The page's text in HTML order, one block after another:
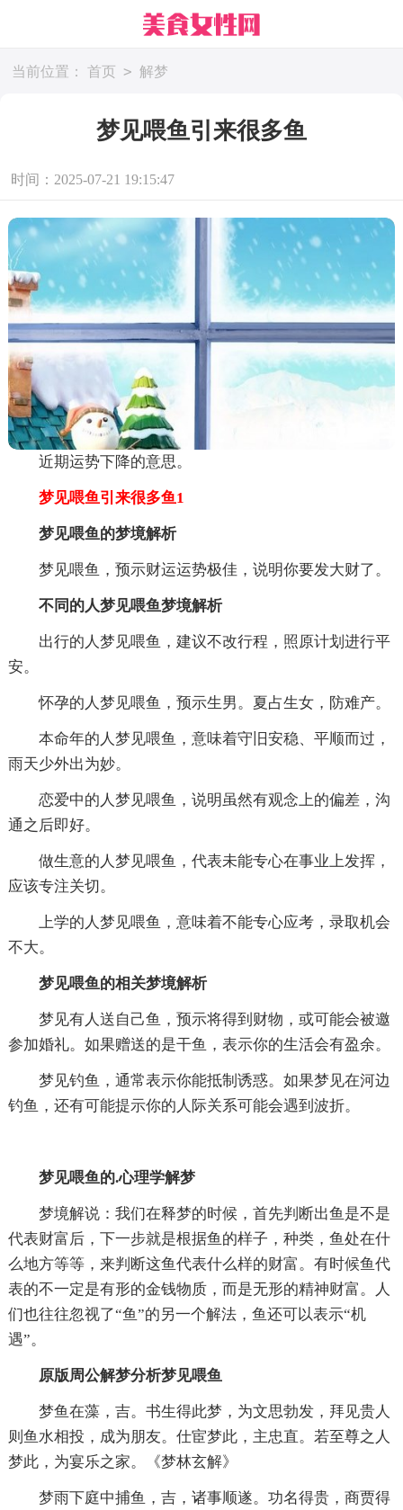
当前位置： 首页 > 解梦
梦见喂鱼引来很多鱼
时间：2025-07-21 19:15:47
近期运势下降的意思。
梦见喂鱼引来很多鱼1
梦见喂鱼的梦境解析
梦见喂鱼，预示财运运势极佳，说明你要发大财了。
不同的人梦见喂鱼梦境解析
出行的人梦见喂鱼，建议不改行程，照原计划进行平
安。
怀孕的人梦见喂鱼，预示生男。夏占生女，防难产。
本命年的人梦见喂鱼，意味着守旧安稳、平顺而过，
雨天少外出为妙。
恋爱中的人梦见喂鱼，说明虽然有观念上的偏差，沟
通之后即好。
做生意的人梦见喂鱼，代表未能专心在事业上发挥，
应该专注关切。
上学的人梦见喂鱼，意味着不能专心应考，录取机会
不大。
梦见喂鱼的相关梦境解析
梦见有人送自己鱼，预示将得到财物，或可能会被邀
参加婚礼。如果赠送的是干鱼，表示你的生活会有盈余。
梦见钓鱼，通常表示你能抵制诱惑。如果梦见在河边
钓鱼，还有可能提示你的人际关系可能会遇到波折。
梦见喂鱼的.心理学解梦
梦境解说：我们在释梦的时候，首先判断出鱼是不是
代表财富后，下一步就是根据鱼的样子，种类，鱼处在什
么地方等等，来判断这鱼代表什么样的财富。有时候鱼代
表的不一定是有形的金钱物质，而是无形的精神财富。人
们也往往忽视了“鱼”的另一个解法，鱼还可以表示“机
遇”。
原版周公解梦分析梦见喂鱼
梦鱼在藻，吉。书生得此梦，为文思勃发，拜见贵人
则鱼水相投，成为朋友。仕宦梦此，主忠直。若至尊之人
梦此，为宴乐之家。《梦林玄解》
梦雨下庭中捕鱼，吉，诸事顺遂。功名得贵，商贾得